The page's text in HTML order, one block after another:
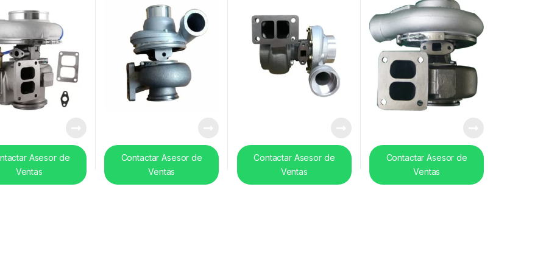
Asesor de
Ventas
Contactar Asesor de
Ventas
Contactar Asesor de
Ventas
Contactar Asesor de
Ventas